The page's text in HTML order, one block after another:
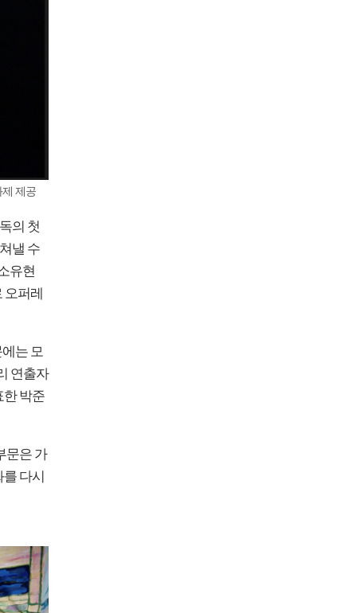
제 제공
의 첫
낼 수
유현
퍼레
는 모
연출자
한 박준
문은 가
다시